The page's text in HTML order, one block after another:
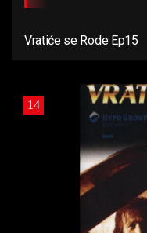
Vratiće se Rode Ep15
14